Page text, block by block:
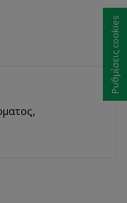
Ρυθμίσεις cookies